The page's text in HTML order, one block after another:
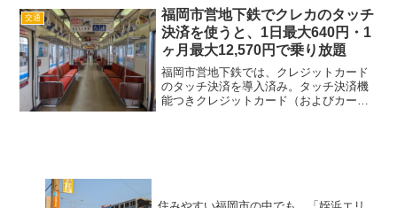
でも頑張ればぜんぜん行けるくらいの時
間・距離ですし、どうやっ...
交通
福岡市営地下鉄でクレカのタッチ
決済を使うと、1日最大640円・1
ヶ月最大12,570円で乗り放題
福岡市営地下鉄では、クレジットカード
のタッチ決済を導入済み。タッチ決済機
能つきクレジットカード（およびカード